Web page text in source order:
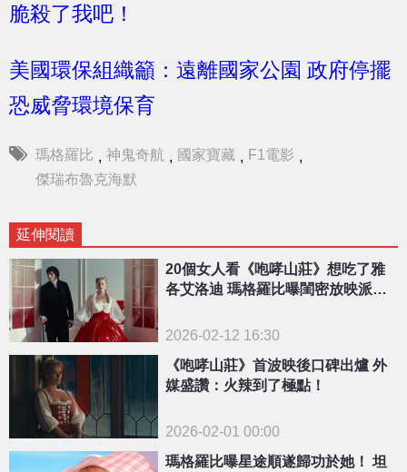
脆殺了我吧！
美國環保組織籲：遠離國家公園 政府停擺
恐威脅環境保育
瑪格羅比 , 神鬼奇航 , 國家寶藏 , F1電影 ,
傑瑞布魯克海默
延伸閱讀
20個女人看《咆哮山莊》想吃了雅
各艾洛迪 瑪格羅比曝閨密放映派對
2026-02-12 16:30
《咆哮山莊》首波映後口碑出爐 外
媒盛讚：火辣到了極點！
2026-02-01 00:00
瑪格羅比曝星途順遂歸功於她！ 坦